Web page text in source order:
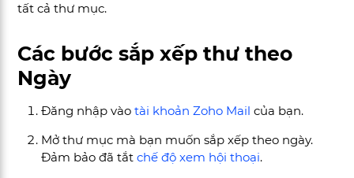
tất cả thư mục.
Các bước sắp xếp thư theo
Ngày
Đăng nhập vàotài khoản Zoho Mail của bạn.
Mở thư mục mà bạn muốn sắp xếp theo ngày.
Đảm bảo đã tắtchế độ xem hội thoại.